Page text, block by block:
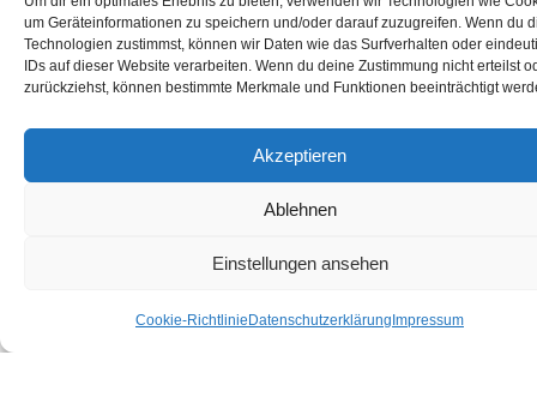
um Geräteinformationen zu speichern und/oder darauf zuzugreifen. Wenn du
Technologien zustimmst, können wir Daten wie das Surfverhalten oder
IDs auf dieser Website verarbeiten. Wenn du deine Zustimmung nicht erteilst
zurückziehst, können bestimmte Merkmale und Funktionen beeinträchtigt
Akzeptieren
Ablehnen
Einstellungen ansehen
Cookie-Richtlinie Datenschutzerklärung Impressum
+49 176 633249095
E-Mail:
info@tcrt.de
Verbraucherstreitbeilegung/Universalschlichtung
Wir sind nicht bereit oder verpflichtet, an
Streitbeilegungsverfahren vor einer